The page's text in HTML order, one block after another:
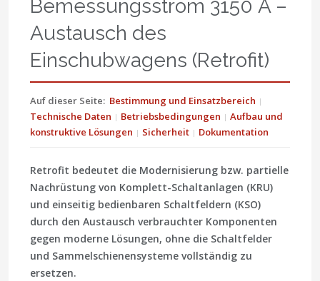
Bemessungsstrom 3150 A –
Austausch des
Einschubwagens (Retrofit)
Auf dieser Seite: Bestimmung und Einsatzbereich
Technische Daten
Betriebsbedingungen
Aufbau und
konstruktive Lösungen
Sicherheit Dokumentation
Retrofit bedeutet die Modernisierung bzw. partielle
Nachrüstung von Komplett-Schaltanlagen (KRU)
und einseitig bedienbaren Schaltfeldern (KSO)
durch den Austausch verbrauchter Komponenten
gegen moderne Lösungen, ohne die Schaltfelder
und Sammelschienensysteme vollständig zu
ersetzen.